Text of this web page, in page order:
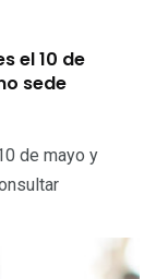
el 10 de
sede
de mayo y